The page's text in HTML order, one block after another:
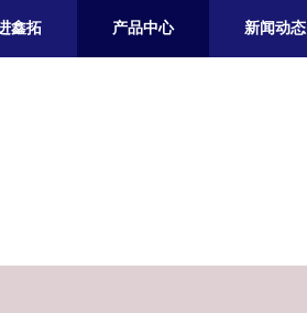
鑫拓 产品中心 新闻动态